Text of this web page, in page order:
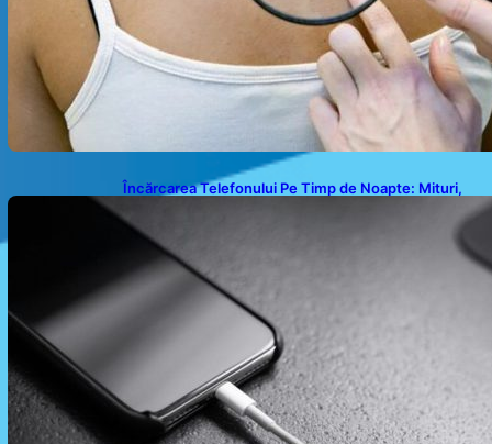
Încărcarea Telefonului Pe Timp de Noapte: Mituri,